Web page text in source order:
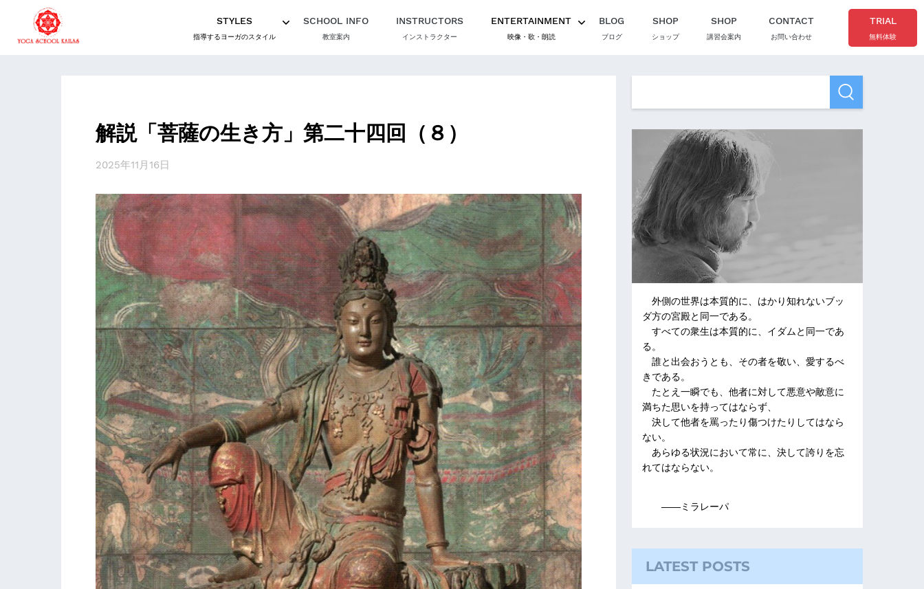
STYLES
指導するヨーガのスタイル
SCHOOL INFO
教室案内
INSTRUCTORS
インストラクター
ENTERTAINMENT
映像・歌・朗読
BLOG
ブログ
SHOP
ショップ
SHOP
講習会案内
CONTACT
お問い合わせ
TRIAL
無料体験
解説「菩薩の生き方」第二十四回（８）
2025年11月16日
外側の世界は本質的に、はかり知れないブッ
ダ方の宮殿と同一である。
すべての衆生は本質的に、イダムと同一であ
る。
誰と出会おうとも、その者を敬い、愛するべ
きである。
たとえ一瞬でも、他者に対して悪意や敵意に
満ちた思いを持ってはならず、
決して他者を罵ったり傷つけたりしてはなら
ない。
あらゆる状況において常に、決して誇りを忘
れてはならない。
――ミラレーパ
LATEST POSTS